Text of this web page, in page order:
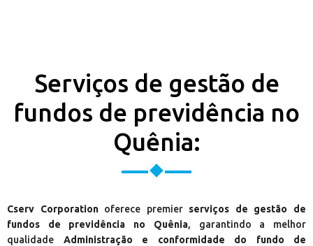
Serviços de gestão de
fundos de previdência no
Quênia:
Cserv Corporationoferece premier serviços de gestão de
fundos de previdência no Quênia, garantindo a melhor
qualidade Administração e conformidade do fundo de